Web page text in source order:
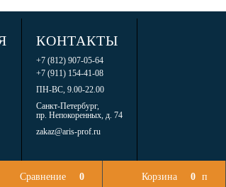
Сравнение 0 Корзина 0 п
КОНТАКТЫ
+7 (812) 907-05-64
+7 (911) 154-41-08
ПН-ВС, 9.00-22.00
Санкт-Петербург,
пр. Непокоренных, д. 74
zakaz@aris-prof.ru